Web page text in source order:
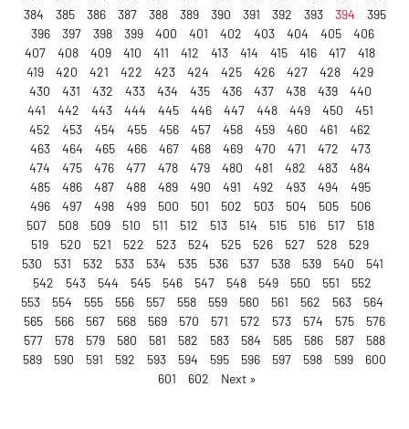
384
385 386 387 388 389 390 391 392 393 394
395
396
397 398 399 400 401 402 403 404 405
406
407
408 409 410 411 412 413 414 415 416 417
418
419
420 421 422 423 424 425 426 427 428
429
430
431 432 433 434 435 436 437 438 439
440
441
442 443 444 445 446 447 448 449 450
451
452
453 454 455 456 457 458 459 460 461
462
463
464 465 466 467 468 469 470 471 472
473
474
475 476 477 478 479 480 481 482 483
484
485
486 487 488 489 490 491 492 493 494
495
496
497 498 499 500 501 502 503 504 505
506
507
508 509 510 511 512 513 514 515 516 517
518
519
520 521 522 523 524 525 526 527 528
529
530
531 532 533 534 535 536 537 538 539 540
541
542
543 544 545 546 547 548 549 550 551
552
553
554 555 556 557 558 559 560 561 562 563
564
565
566 567 568 569 570 571 572 573 574 575
576
577
578 579 580 581 582 583 584 585 586 587
588
589
590 591 592 593 594 595 596 597 598 599
600
601
602 Next »